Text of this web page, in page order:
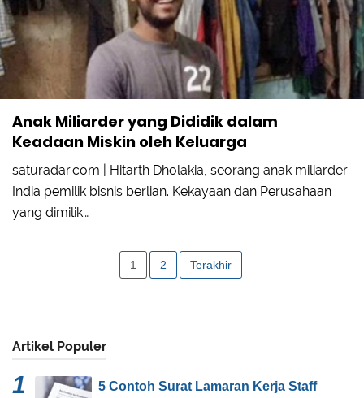
Anak Miliarder yang Dididik dalam
Keadaan Miskin oleh Keluarga
saturadar.com | Hitarth Dholakia, seorang anak miliarder
India pemilik bisnis berlian. Kekayaan dan Perusahaan
yang dimilik…
1 2 Terakhir
Artikel Populer
5 Contoh Surat Lamaran Kerja Staff